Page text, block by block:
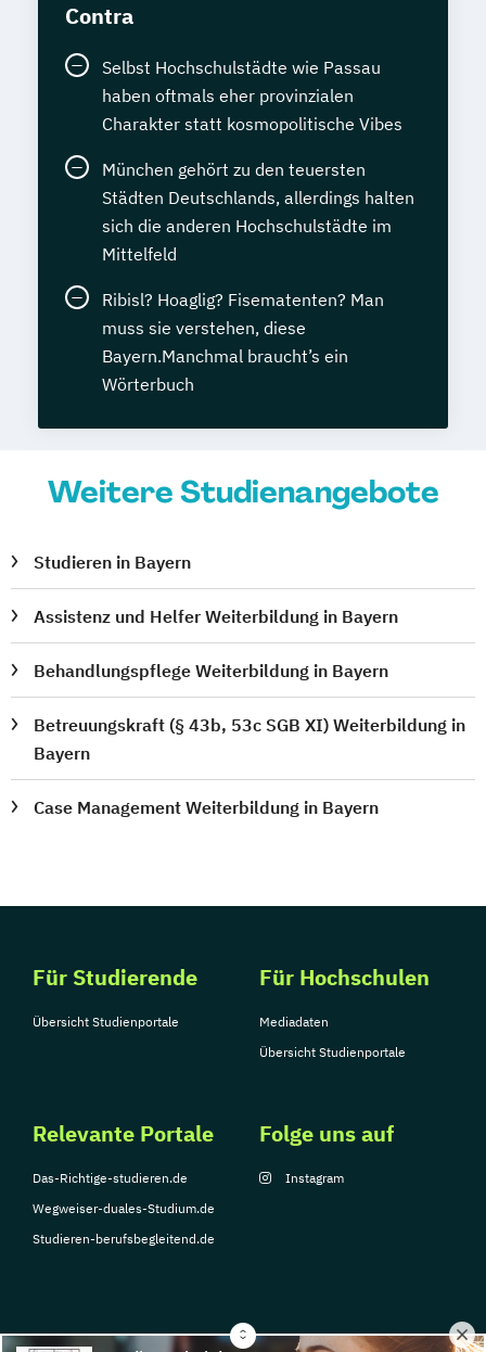
Contra
Selbst Hochschulstädte wie Passau
haben oftmals eher provinzialen
Charakter statt kosmopolitische Vibes
München gehört zu den teuersten
Städten Deutschlands, allerdings halten
sich die anderen Hochschulstädte im
Mittelfeld
Ribisl? Hoaglig? Fisematenten? Man
muss sie verstehen, diese
Bayern.Manchmal braucht’s ein
Wörterbuch
Weitere Studienangebote
Studieren in Bayern
Assistenz und Helfer Weiterbildung in Bayern
Behandlungspflege Weiterbildung in Bayern
Betreuungskraft (§ 43b, 53c SGB XI) Weiterbildung in
Bayern
Case Management Weiterbildung in Bayern
Für Studierende
Übersicht Studienportale
Für Hochschulen
Mediadaten
Übersicht Studienportale
Relevante Portale
Das-Richtige-studieren.de
Wegweiser-duales-Studium.de
Studieren-berufsbegleitend.de
Folge uns auf
Instagram